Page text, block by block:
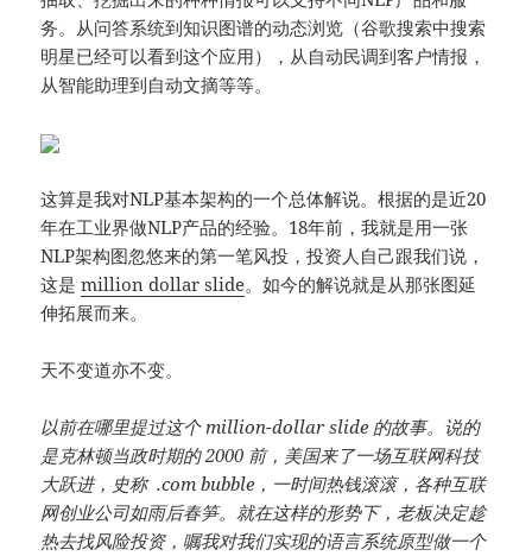
务。从问答系统到知识图谱的动态浏览（谷歌搜索中搜索
明星已经可以看到这个应用），从自动民调到客户情报，
从智能助理到自动文摘等等。
这算是我对NLP基本架构的一个总体解说。根据的是近20
年在工业界做NLP产品的经验。18年前，我就是用一张
NLP架构图忽悠来的第一笔风投，投资人自己跟我们说，
这是million dollar slide。如今的解说就是从那张图延
伸拓展而来。
天不变道亦不变。
以前在哪里提过这个 million-dollar slide 的故事。说的
是克林顿当政时期的 2000 前，美国来了一场互联网科技
大跃进，史称 .com bubble，一时间热钱滚滚，各种互联
网创业公司如雨后春笋。就在这样的形势下，老板决定趁
热去找风险投资，嘱我对我们实现的语言系统原型做一个